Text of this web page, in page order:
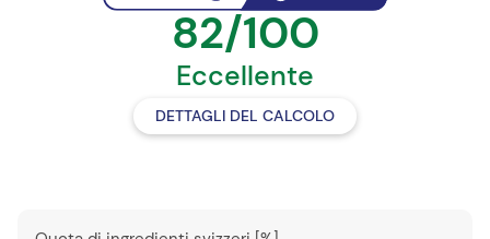
82/100
Eccellente
DETTAGLI DEL CALCOLO